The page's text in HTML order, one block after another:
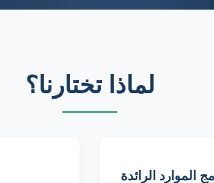
لماذا تختارنا؟
الموارد الرائدة